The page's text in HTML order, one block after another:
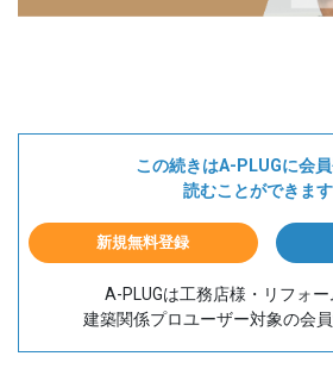
この続きはA-PLUGに会
読むことができます
新規無料登録
A-PLUGは工務店様・リフォ
建築関係プロユーザー対象の会員